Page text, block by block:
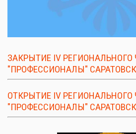
ЗАКРЫТИЕ IV
"ПРОФЕССИОНАЛЫ"
ОТКРЫТИЕ IV
"ПРОФЕССИОНАЛЫ"